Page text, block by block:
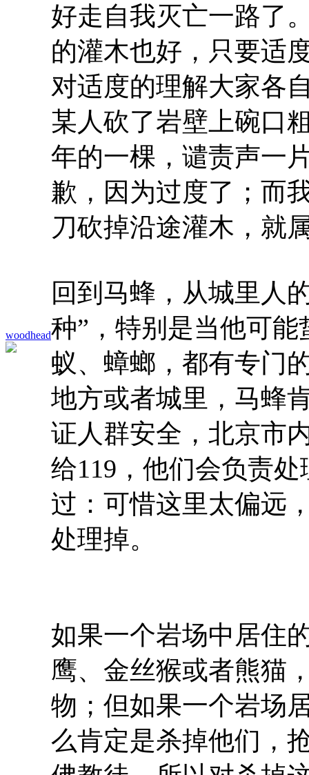
woodhead
好走自我灭亡一路了
的灌木也好，只要适
对适度的理解大家各
某人砍了岩壁上碗口
年的一棵，谴责声一
歉，因为过度了；而
刀砍掉沿途灌木，就
回到马蜂，从城里人
种”，特别是当他可
蚁、蟑螂，都有专门
地方或者城里，马蜂
证人群安全，北京市
给119，他们会负责
过：可惜这里太偏远
处理掉。
如果一个岩场中居住
鹰、金丝猴或者熊猫
物；但如果一个岩场
么肯定是杀掉他们，